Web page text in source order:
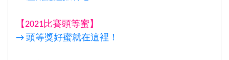
【2021比賽頭等蜜】
→ 頭等獎好蜜就在這裡！